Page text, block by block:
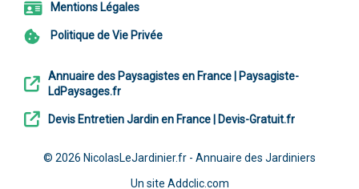
Mentions Légales
Politique de Vie Privée
Annuaire des Paysagistes en France | Paysagiste-
LdPaysages.fr
Devis Entretien Jardin en France | Devis-Gratuit.fr
© 2026 NicolasLeJardinier.fr - Annuaire des Jardiniers
Un site Addclic.com